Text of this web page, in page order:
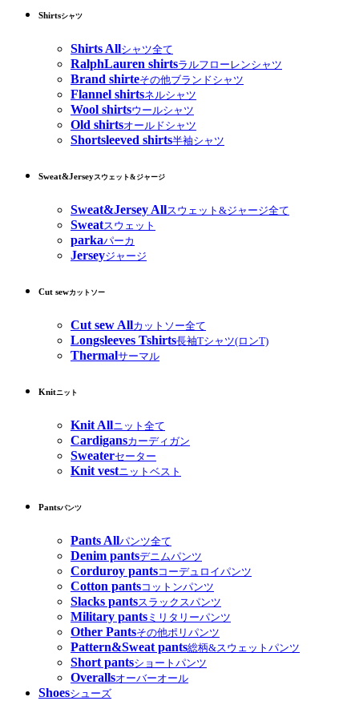
Shirtsシャツ
Shirts Allシャツ全て
RalphLauren shirtsラルフローレンシャツ
Brand shirteその他ブランドシャツ
Flannel shirtsネルシャツ
Wool shirtsウールシャツ
Old shirtsオールドシャツ
Shortsleeved shirts半袖シャツ
Sweat&Jerseyスウェット&ジャージ
Sweat&Jersey Allスウェット&ジャージ全て
Sweatスウェット
parkaパーカ
Jerseyジャージ
Cut sewカットソー
Cut sew Allカットソー全て
Longsleeves Tshirts長袖Tシャツ(ロンT)
Thermalサーマル
Knitニット
Knit Allニット全て
Cardigansカーディガン
Sweaterセーター
Knit vestニットベスト
Pantsパンツ
Pants Allパンツ全て
Denim pantsデニムパンツ
Corduroy pantsコーデュロイパンツ
Cotton pantsコットンパンツ
Slacks pantsスラックスパンツ
Military pants ミリタリーパンツ
Other Pantsその他ポリパンツ
Pattern&Sweat pants総柄&スウェットパンツ
Short pantsショートパンツ
Overallsオーバーオール
Shoesシューズ